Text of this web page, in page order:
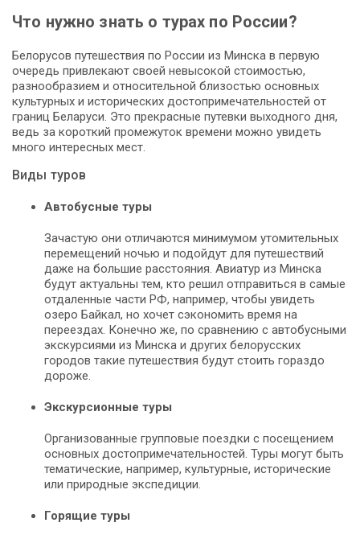
Что нужно знать о турах по России?
Белорусов путешествия по России из Минска в первую
очередь привлекают своей невысокой стоимостью,
разнообразием и относительной близостью основных
культурных и исторических достопримечательностей от
границ Беларуси. Это прекрасные путевки выходного дня,
ведь за короткий промежуток времени можно увидеть
много интересных мест.
Виды туров
Автобусные туры
Зачастую они отличаются минимумом утомительных
перемещений ночью и подойдут для путешествий
даже на большие расстояния. Авиатур из Минска
будут актуальны тем, кто решил отправиться в самые
отдаленные части РФ, например, чтобы увидеть
озеро Байкал, но хочет сэкономить время на
переездах. Конечно же, по сравнению с автобусными
экскурсиями из Минска и других белорусских
городов такие путешествия будут стоить гораздо
дороже.
Экскурсионные туры
Организованные групповые поездки с посещением
основных достопримечательностей. Туры могут быть
тематические, например, культурные, исторические
или природные экспедиции.
Горящие туры